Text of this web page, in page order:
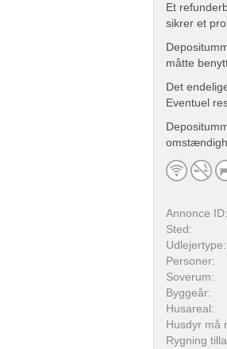
Et
sikrer et
måtte
Det
Eventuel
Annonce
Sted:
Udlejertype:
Personer:
Soverum:
Byggeår:
Husareal:
Husdyr må
Rygning